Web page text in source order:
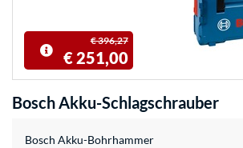
€ 396,27
€ 251,00
Bosch Akku-Schlagschrauber
Bosch Akku-Bohrhammer